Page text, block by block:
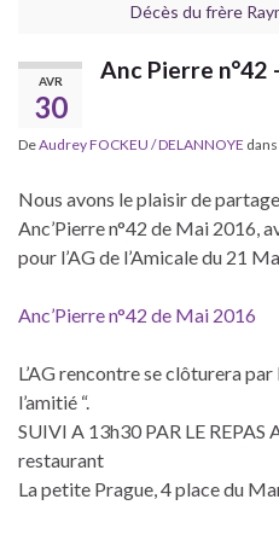
Décès du frère
AVR
30
Anc Pierre n°42
DeAudrey FOCKEU / DELANNOYE
Nous avons le plaisir de
Anc’Pierre n°42 de Mai 2016,
pour l’AG de l’Amicale du 21
Anc’Pierre n°42 de Mai 2016
L’AG rencontre se clôturera
l’amitié “.
SUIVI A 13h30 PAR LE
restaurant
La petite Prague, 4 place du